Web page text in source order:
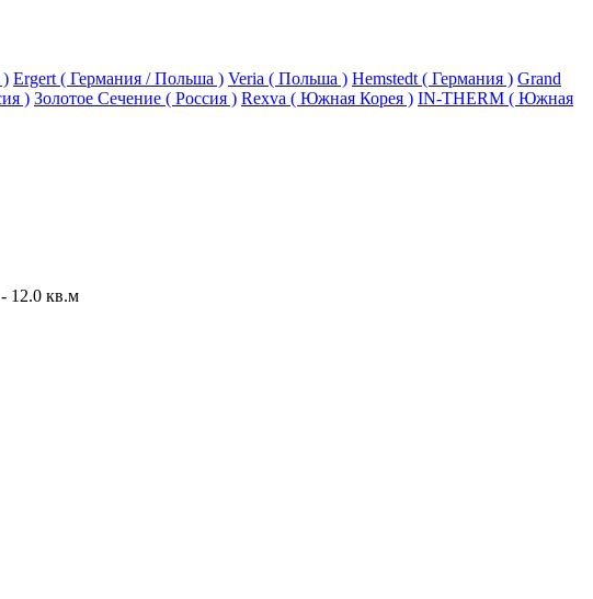
) Ergert ( Германия / Польша ) Veria ( Польша ) Hemstedt ( Германия ) Grand
) Золотое Сечение ( Россия ) Rexva ( Южная Корея ) IN-THERM ( Южная
12.0 кв.м